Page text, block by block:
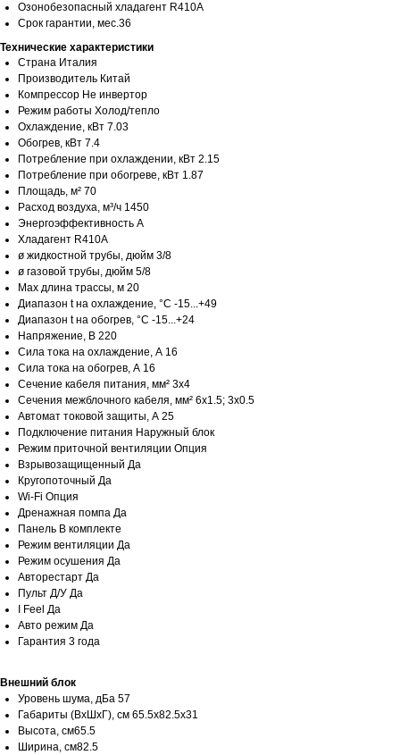
Озонобезопасный хладагент R410A
Срок гарантии, мес.36
Технические характеристики
Страна Италия
Производитель Китай
Компрессор Не инвертор
Режим работы Холод/тепло
Охлаждение, кВт 7.03
Обогрев, кВт 7.4
Потребление при охлаждении, кВт 2.15
Потребление при обогреве, кВт 1.87
Площадь, м² 70
Расход воздуха, м³/ч 1450
Энергоэффективность A
Хладагент R410A
ø жидкостной трубы, дюйм 3/8
ø газовой трубы, дюйм 5/8
Max длина трассы, м 20
Диапазон t на охлаждение, °С -15...+49
Диапазон t на обогрев, °С -15...+24
Напряжение, В 220
Сила тока на охлаждение, А 16
Сила тока на обогрев, А 16
Сечение кабеля питания, мм² 3x4
Сечения межблочного кабеля, мм² 6x1.5; 3x0.5
Автомат токовой защиты, A 25
Подключение питания Наружный блок
Режим приточной вентиляции Опция
Взрывозащищенный Да
Кругопоточный Да
Wi-Fi Опция
Дренажная помпа Да
Панель В комплекте
Режим вентиляции Да
Режим осушения Да
Авторестарт Да
Пульт Д/У Да
I Feel Да
Авто режим Да
Гарантия 3 года
Внешний блок
Уровень шума, дБа 57
Габариты (ВхШхГ), см 65.5х82.5x31
Высота, см65.5
Ширина, см82.5